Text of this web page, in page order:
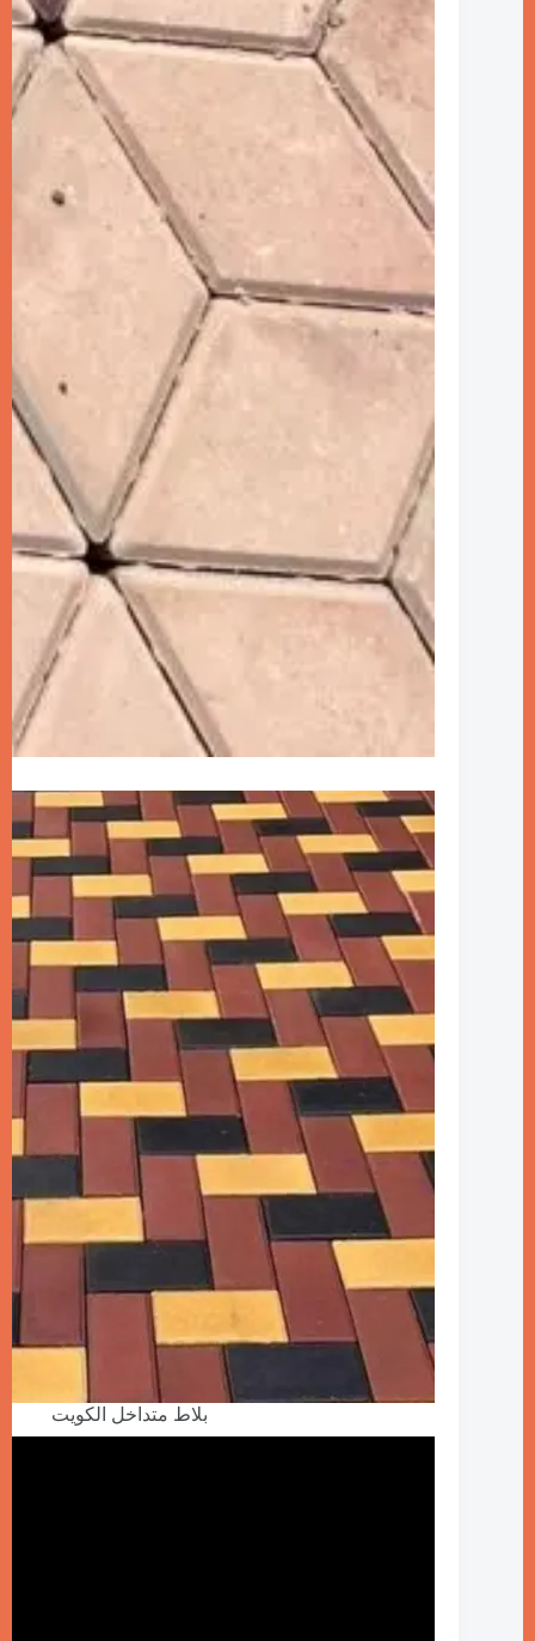
بلاط متداخل الكويت